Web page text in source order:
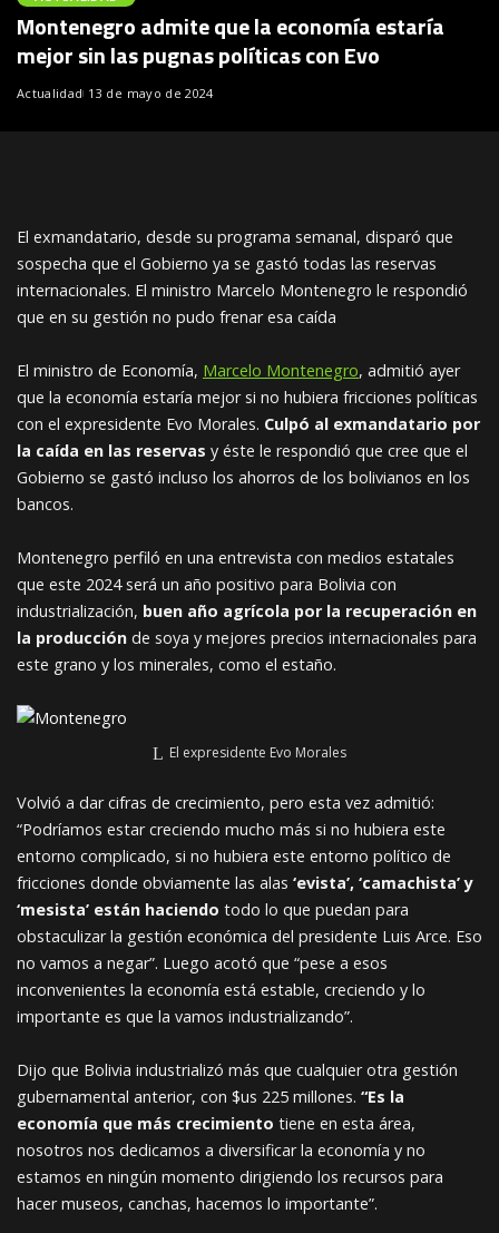
Montenegro admite que la economía estaría
mejor sin las pugnas políticas con Evo
Actualidad 13 de mayo de 2024
El exmandatario, desde su programa semanal, disparó que
sospecha que el Gobierno ya se gastó todas las reservas
internacionales. El ministro Marcelo Montenegro le respondió
que en su gestión no pudo frenar esa caída
El ministro de Economía, Marcelo Montenegro, admitió ayer
que la economía estaría mejor si no hubiera fricciones políticas
con el expresidente Evo Morales. Culpó al exmandatario por
la caída en las reservas y éste le respondió que cree que el
Gobierno se gastó incluso los ahorros de los bolivianos en los
bancos.
Montenegro perfiló en una entrevista con medios estatales
que este 2024 será un año positivo para Bolivia con
industrialización, buen año agrícola por la recuperación en
la producción de soya y mejores precios internacionales para
este grano y los minerales, como el estaño.
El expresidente Evo Morales
​Volvió a dar cifras de crecimiento, pero esta vez admitió:
“Podríamos estar creciendo mucho más si no hubiera este
entorno complicado, si no hubiera este entorno político de
fricciones donde obviamente las alas ‘evista’, ‘camachista’ y
‘mesista’ están haciendo todo lo que puedan para
obstaculizar la gestión económica del presidente Luis Arce. Eso
no vamos a negar”. Luego acotó que “pese a esos
inconvenientes la economía está estable, creciendo y lo
importante es que la vamos industrializando”.
Dijo que Bolivia industrializó más que cualquier otra gestión
gubernamental anterior, con $us 225 millones. “Es la
economía que más crecimiento tiene en esta área,
nosotros nos dedicamos a diversificar la economía y no
estamos en ningún momento dirigiendo los recursos para
hacer museos, canchas, hacemos lo importante”.